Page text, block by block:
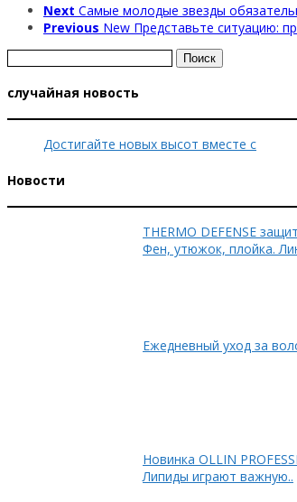
Next Самые молодые звезды
Previous New Представьте ситуацию:
Найти:
случайная новость
Достигайте новых высот вместе с
Новости
THERMO
Фен, утюжок, плойка.
Ежедневный уход за
Липиды играют важную..